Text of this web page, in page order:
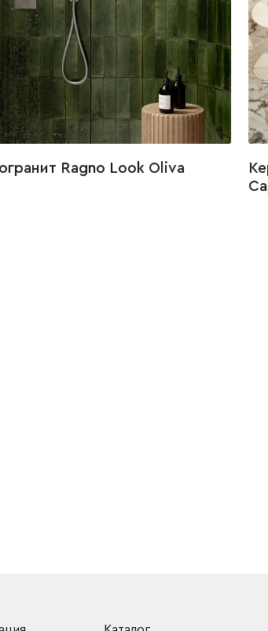
Ragno Look Oliva